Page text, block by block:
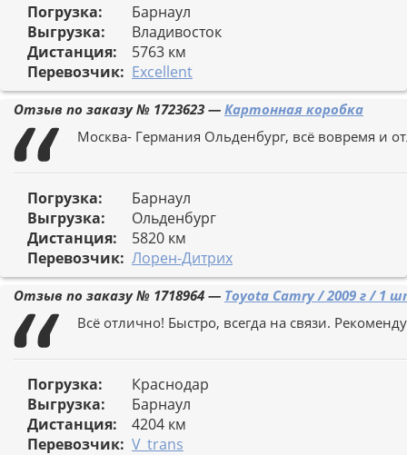
Погрузка:
Барнаул
Выгрузка:
Владивосток
Дистанция:
5763 км
Перевозчик: Excellent
Отзыв по заказу № 1723623 — Картонная коробка
Москва- Германия Ольденбург, всё вовремя и
Погрузка:
Барнаул
Выгрузка:
Ольденбург
Дистанция:
5820 км
Перевозчик: Лорен-Дитрих
Отзыв по заказу № 1718964 — Toyota Camry / 2009 г / 1
Всё отлично! Быстро, всегда на связи.
Погрузка:
Краснодар
Выгрузка:
Барнаул
Дистанция:
4204 км
Перевозчик: V_trans